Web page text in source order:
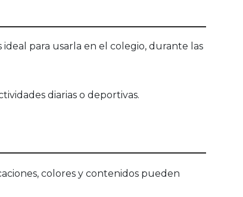
para usarla en el colegio, durante las
diarias o deportivas.
colores y contenidos pueden